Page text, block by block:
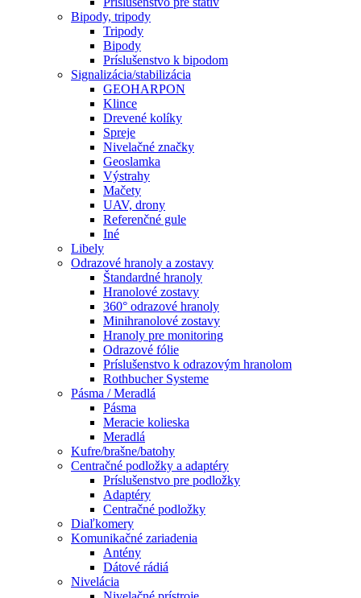
Bipody, tripody
Tripody
Bipody
Príslušenstvo k bipodom
Signalizácia/stabilizácia
GEOHARPON
Klince
Drevené kolíky
Spreje
Nivelačné značky
Geoslamka
Výstrahy
Mačety
UAV, drony
Referenčné gule
Iné
Libely
Odrazové hranoly a zostavy
Štandardné hranoly
Hranolové zostavy
360° odrazové hranoly
Minihranolové zostavy
Hranoly pre monitoring
Odrazové fólie
Príslušenstvo k odrazovým hranolom
Rothbucher Systeme
Pásma / Meradlá
Pásma
Meracie kolieska
Meradlá
Kufre/brašne/batohy
Centračné podložky a adaptéry
Príslušenstvo pre podložky
Adaptéry
Centračné podložky
Diaľkomery
Komunikačné zariadenia
Antény
Dátové rádiá
Nivelácia